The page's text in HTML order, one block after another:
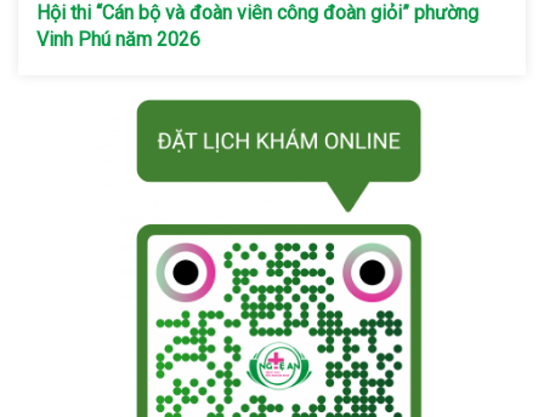
Hội thi “Cán bộ và đoàn viên công đoàn giỏi” phường
Vinh Phú năm 2026